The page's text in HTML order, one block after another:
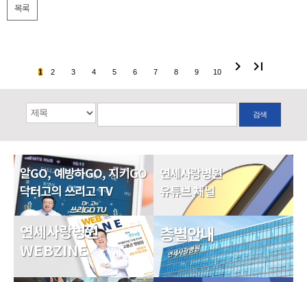
목록
1 2 3 4 5 6 7 8 9 10 chevron_right last_page
검색
알GO, 예방하GO, 지키GO
닥터고의 쓰리고 TV
연세사랑병원
유튜브 채널
연세사랑병원
WEBZINE
층별안내